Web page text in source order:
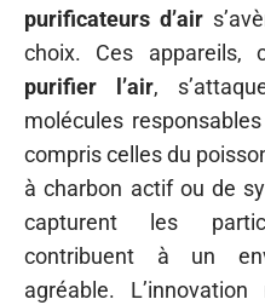
purificateurs d’air
choix. Ces appareils,
purifier l’air,
molécules
compris celles du
à charbon actif ou de
capturent les
contribuent à un
agréable.